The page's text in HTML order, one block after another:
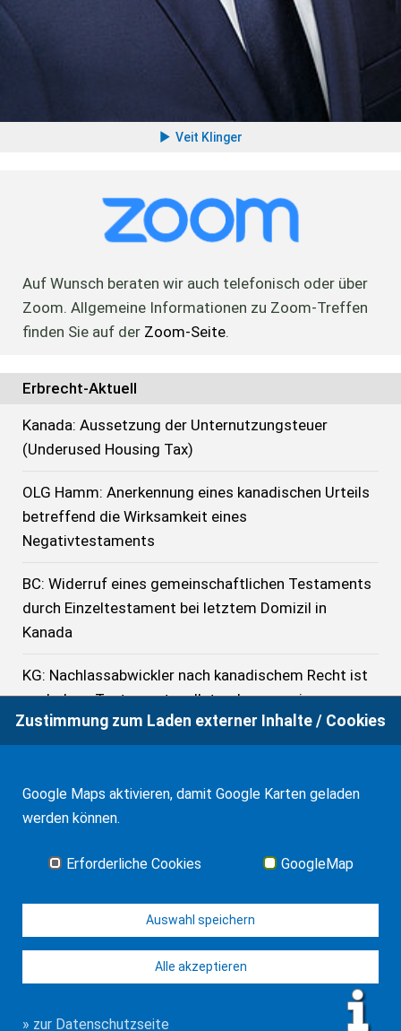
Veit Klinger
Auf Wunsch beraten wir auch telefonisch oder über
Zoom. Allgemeine Informationen zu Zoom-Treffen
finden Sie auf der Zoom-Seite.
Erbrecht-Aktuell
Kanada: Aussetzung der Unternutzungsteuer
(Underused Housing Tax)
OLG Hamm: Anerkennung eines kanadischen Urteils
betreffend die Wirksamkeit eines
Negativtestaments
BC: Widerruf eines gemeinschaftlichen Testaments
durch Einzeltestament bei letztem Domizil in
Kanada
KG: Nachlassabwickler nach kanadischem Recht ist
auch denn Testamentsvollstreckerzeugnis zu
erteilen, wenn er alleiniger Begünstigter ist
Nachlassvermögen in Deutschland
Übereinkommen
Alle News
© J-H. Frank, Fachanwalt Erbrecht 2026
Zustimmung zum Laden externer Inhalte / Cookies
Google Maps aktivieren, damit Google Karten geladen
werden können.
Erforderliche Cookies GoogleMap
Auswahl speichern
Alle akzeptieren
» zur Datenschutzseite